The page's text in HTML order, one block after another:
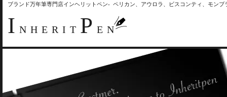
ブランド万年筆専門店インヘリットペン- ペリカン、アウロラ、ビスコンティ、モン
I NHERIT P EN